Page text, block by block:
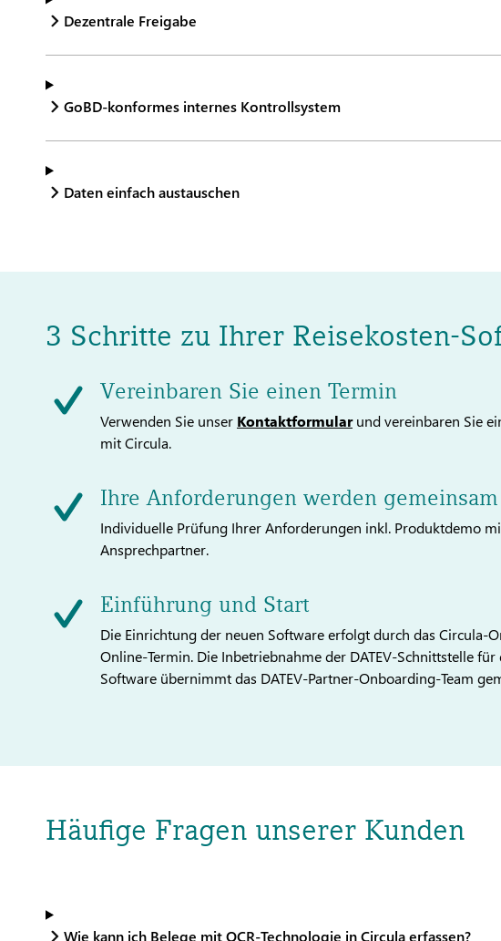
Dezentrale Freigabe
GoBD-konformes internes Kontrollsystem
Daten einfach austauschen
3 Schritte zu Ihrer Reisekosten-
Vereinbaren Sie einen Termin
Verwenden Sie unser Kontaktformularund vereinbaren Sie
mit Circula.
Ihre Anforderungen werden
Individuelle Prüfung Ihrer Anforderungen inkl. Produktdemo
Ansprechpartner.
Einführung und Start
Die Einrichtung der neuen Software erfolgt durch das Circula-
Online-Termin. Die Inbetriebnahme der DATEV-Schnittstelle
Software übernimmt das DATEV-Partner-Onboarding-Team
Häufige Fragen unserer Kunden
Wie kann ich Belege mit OCR-Technologie in Circula erfassen?